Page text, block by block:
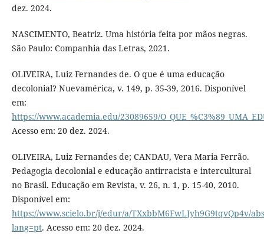
dez. 2024.
NASCIMENTO, Beatriz. Uma história feita por mãos negras.
São Paulo: Companhia das Letras, 2021.
OLIVEIRA, Luiz Fernandes de. O que é uma educação
decolonial? Nuevamérica, v. 149, p. 35-39, 2016. Disponível
em:
https://www.academia.edu/23089659/
Acesso em: 20 dez. 2024.
OLIVEIRA, Luiz Fernandes de; CANDAU, Vera Maria Ferrão.
Pedagogia decolonial e educação antirracista e intercultural
no Brasil. Educação em Revista, v. 26, n. 1, p. 15-40, 2010.
Disponível em:
https://www.scielo.br/j/edur/a/TXxbbM6FwLJyh9G9tqvQp4v/
lang=pt. Acesso em: 20 dez. 2024.